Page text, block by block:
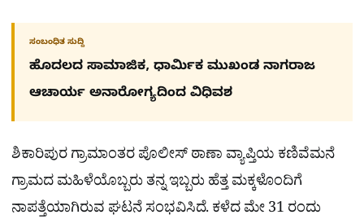
ಸಂಬಂಧಿತ ಸುದ್ದಿ
ಹೊದಲದ ಸಾಮಾಜಿಕ, ಧಾರ್ಮಿಕ ಮುಖಂಡ ನಾಗರಾಜ
ಆಚಾರ್ಯ ಅನಾರೋಗ್ಯದಿಂದ ವಿಧಿವಶ
ಶಿಕಾರಿಪುರ ಗ್ರಾಮಾಂತರ ಪೊಲೀಸ್ ಠಾಣಾ ವ್ಯಾಪ್ತಿಯ ಕಣಿವೆಮನೆ
ಗ್ರಾಮದ ಮಹಿಳೆಯೊಬ್ಬರು ತನ್ನ ಇಬ್ಬರು ಹೆತ್ತ ಮಕ್ಕಳೊಂದಿಗೆ
ನಾಪತ್ತೆಯಾಗಿರುವ ಘಟನೆ ಸಂಭವಿಸಿದೆ. ಕಳೆದ ಮೇ 31 ರಂದು